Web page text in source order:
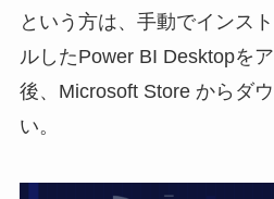
という方は、手動でインス
ルしたPower BI Desktopを
後、Microsoft Store からダ
い。